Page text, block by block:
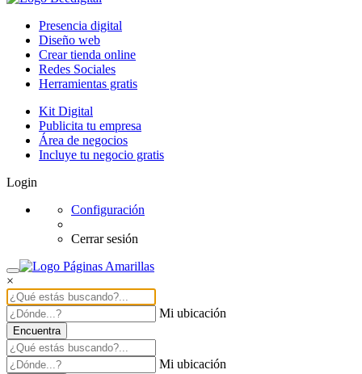
Presencia digital
Diseño web
Crear tienda online
Redes Sociales
Herramientas gratis
Kit Digital
Publicita tu empresa
Área de negocios
Incluye tu negocio gratis
Login
Configuración
Cerrar sesión
×
Mi ubicación
Encuentra
Mi ubicación